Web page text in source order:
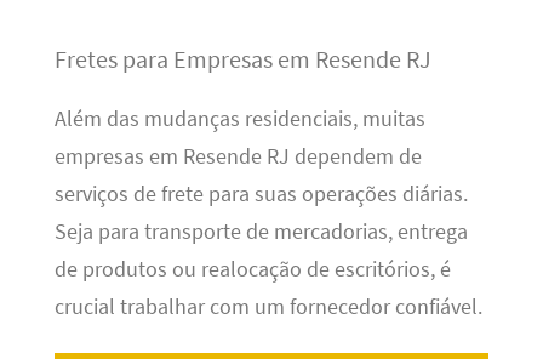
Fretes para Empresas em Resende RJ
Além das mudanças residenciais, muitas
empresas em Resende RJ dependem de
serviços de frete para suas operações diárias.
Seja para transporte de mercadorias, entrega
de produtos ou realocação de escritórios, é
crucial trabalhar com um fornecedor confiável.